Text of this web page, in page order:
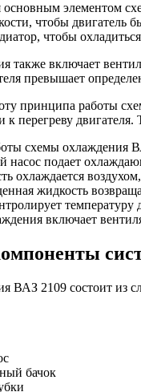
основным элементом
чтобы двигатель
чтобы
также включает
превышает
принципа работы
к перегреву
схемы охлаждения
насос подает
охлаждается
жидкость
температуру
включает
ВАЗ 2109 состоит из
бачок